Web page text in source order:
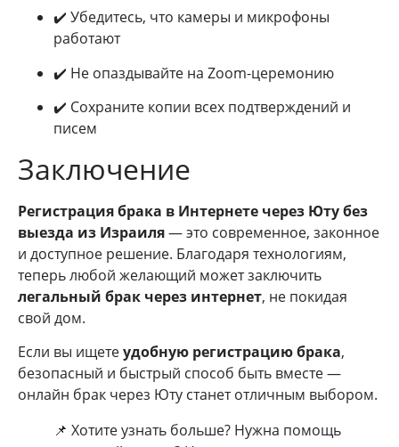
✔️ Убедитесь, что камеры и микрофоны
работают
✔️ Не опаздывайте на Zoom-церемонию
✔️ Сохраните копии всех подтверждений и
писем
Заключение
Регистрация брака в Интернете через Юту без
выезда из Израиля— это современное, законное
и доступное решение. Благодаря технологиям,
теперь любой желающий может заключить
легальный брак через интернет, не покидая
свой дом.
Если вы ищетеудобную регистрацию брака,
безопасный и быстрый способ быть вместе —
онлайн брак через Юту станет отличным выбором.
📌 Хотите узнать больше? Нужна помощь